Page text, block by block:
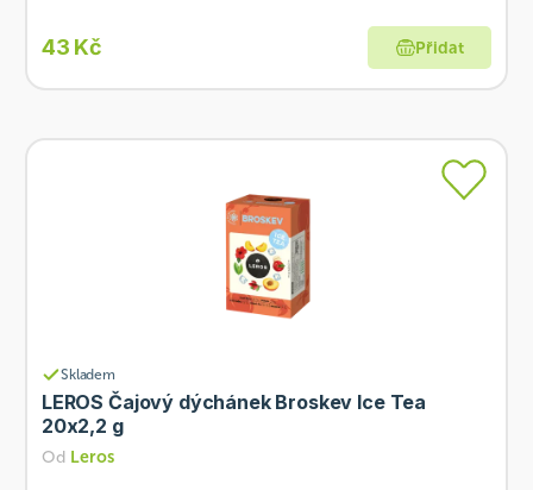
43 Kč Přidat
Skladem
LEROS Čajový dýchánek Broskev Ice Tea
20x2,2 g
Od Leros